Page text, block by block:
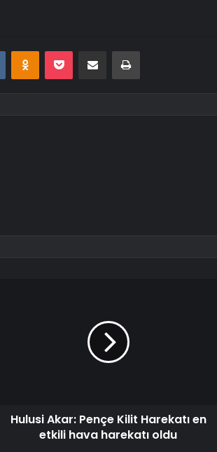
VKontakteOdnoklassniki
Pocket E-Posta ile paylaş Yazdır
Hulusi Akar: Pençe Kilit Harekatı en
etkili hava harekatı oldu